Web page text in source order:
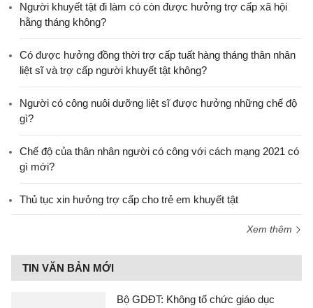
Người khuyết tật đi làm có còn được hưởng trợ cấp xã hội
hằng tháng không?
​Có được hưởng đồng thời trợ cấp tuất hàng tháng thân nhân
liệt sĩ và trợ cấp người khuyết tật không?
Người có công nuôi dưỡng liệt sĩ được hưởng những chế độ
gì?
Chế độ của thân nhân người có công với cách mạng 2021 có
gì mới?
Thủ tục xin hưởng trợ cấp cho trẻ em khuyết tật
Xem thêm
TIN VĂN BẢN MỚI
Bộ GDĐT: Không tổ chức giáo dục